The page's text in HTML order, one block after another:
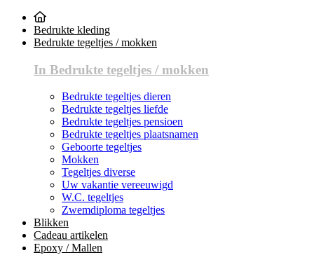
Bedrukte kleding
Bedrukte tegeltjes / mokken
In Bedrukte tegeltjes / mokken
Bedrukte tegeltjes dieren
Bedrukte tegeltjes liefde
Bedrukte tegeltjes pensioen
Bedrukte tegeltjes plaatsnamen
Geboorte tegeltjes
Mokken
Tegeltjes diverse
Uw vakantie vereeuwigd
W.C. tegeltjes
Zwemdiploma tegeltjes
Blikken
Cadeau artikelen
Epoxy / Mallen